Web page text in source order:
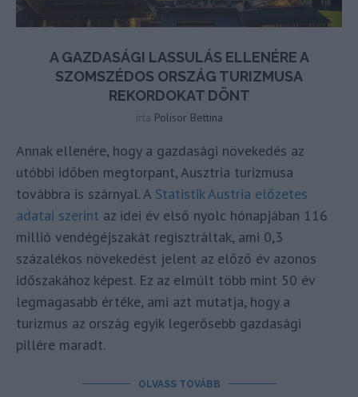
A GAZDASÁGI LASSULÁS ELLENÉRE A
SZOMSZÉDOS ORSZÁG TURIZMUSA
REKORDOKAT DÖNT
írta Polisor Bettina
Annak ellenére, hogy a gazdasági növekedés az
utóbbi időben megtorpant, Ausztria turizmusa
továbbra is szárnyal. A Statistik Austria előzetes
adatai szerint az idei év első nyolc hónapjában 116
millió vendégéjszakát regisztráltak, ami 0,3
százalékos növekedést jelent az előző év azonos
időszakához képest. Ez az elmúlt több mint 50 év
legmagasabb értéke, ami azt mutatja, hogy a
turizmus az ország egyik legerősebb gazdasági
pillére maradt.
OLVASS TOVÁBB